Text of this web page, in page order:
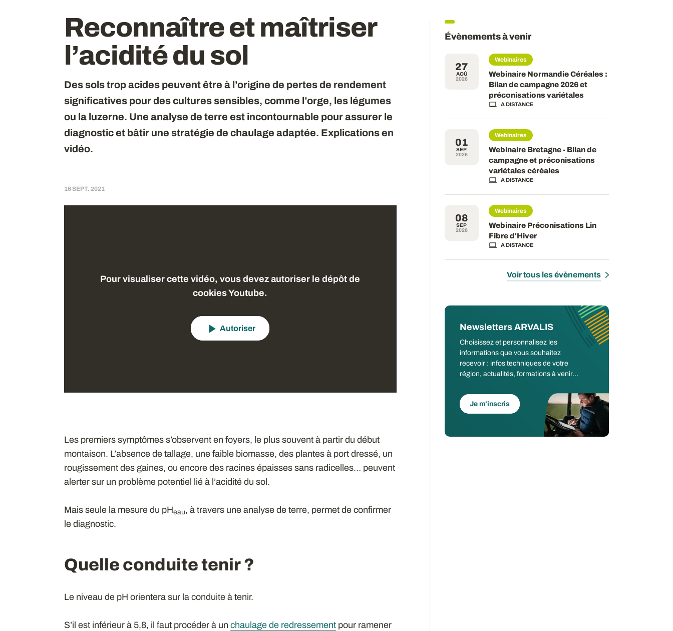
Reconnaître et maîtriser
l’acidité du sol
Des sols trop acides peuvent être à l’origine de pertes de rendement
significatives pour des cultures sensibles, comme l’orge, les légumes
ou la luzerne. Une analyse de terre est incontournable pour assurer le
diagnostic et bâtir une stratégie de chaulage adaptée. Explications en
vidéo.
16 SEPT. 2021
Pour visualiser cette vidéo, vous devez autoriser le dépôt de
cookies Youtube.
Autoriser
Les premiers symptômes s’observent en foyers, le plus souvent à partir du début
montaison. L’absence de tallage, une faible biomasse, des plantes à port dressé, un
rougissement des gaines, ou encore des racines épaisses sans radicelles… peuvent
alerter sur un problème potentiel lié à l’acidité du sol.
Mais seule la mesure du pHeau, à travers une analyse de terre, permet de confirmer
le diagnostic.
Quelle conduite tenir ?
Le niveau de pH orientera sur la conduite à tenir.
S’il est inférieur à 5,8, il faut procéder à un chaulage de redressementpour ramener
Évènements à venir
27
AOÛ
2026
Webinaires
Webinaire Normandie Céréales :
Bilan de campagne 2026 et
préconisations variétales
A DISTANCE
01
SEP
2026
Webinaires
Webinaire Bretagne - Bilan de
campagne et préconisations
variétales céréales
A DISTANCE
08
SEP
2026
Webinaires
Webinaire Préconisations Lin
Fibre d'Hiver
A DISTANCE
Voir tous les évènements
Newsletters ARVALIS
Choisissez et personnalisez les
informations que vous souhaitez
recevoir : infos techniques de votre
région, actualités, formations à venir...
Je m'inscris